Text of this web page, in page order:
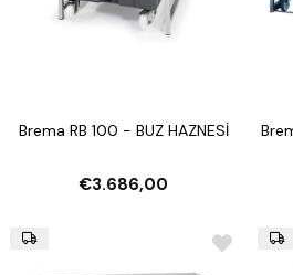
Brema RB 100 - BUZ HAZNESİ
€3.686,00